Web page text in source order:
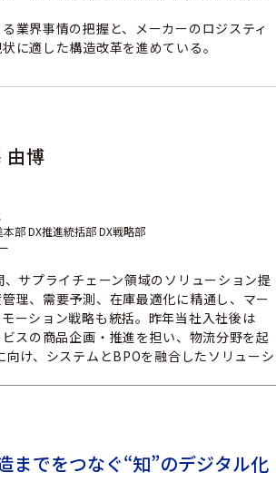
業界事情の把握と、メーカーのロジスティ
に適した構造改革を進めている。
由博
部 DX推進統括部 DX戦略部
サプライチェーン領域のソリューション提
理、需要予測、在庫最適化に精通し、マー
ーション戦略も統括。昨年当社入社後は
スの商品企画・推進を担い、物流分野を起
向け、システムとBPOを融合したソリューシ
までをつなぐ“知”のデジタル化